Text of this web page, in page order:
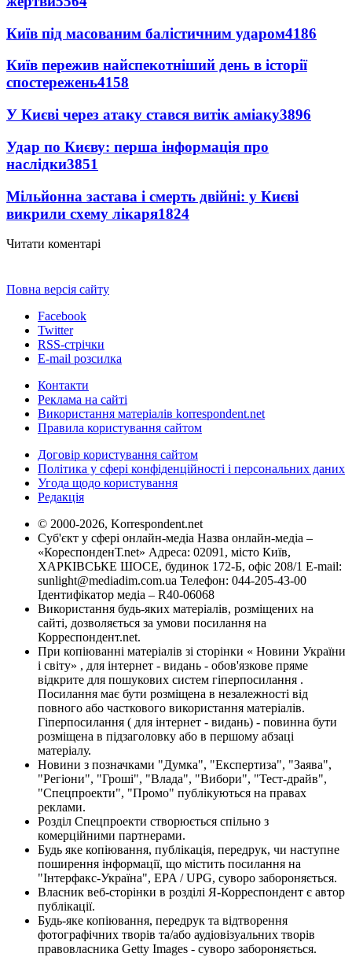
Київ під масованим балістичним ударом4186
Київ пережив найспекотніший день в історії
спостережень4158
У Києві через атаку стався витік аміаку3896
Удар по Києву: перша інформація про
наслідки3851
Мільйонна застава і смерть двійні: у Києві
викрили схему лікаря1824
Читати коментарі
Повна версія сайту
Facebook
Twitter
RSS-стрічки
E-mail розсилка
Контакти
Реклама на сайті
Використання матеріалів korrespondent.net
Правила користування сайтом
Договір користування сайтом
Політика у сфері конфіденційності і персональних даних
Угода щодо користування
Редакція
© 2000-2026, Korrespondent.net
Суб'єкт у сфері онлайн-медіа Назва онлайн-медіа –
«КореспонденТ.net» Адреса: 02091, місто Київ,
ХАРКІВСЬКЕ ШОСЕ, будинок 172-Б, офіс 208/1 E-mail:
sunlight@mediadim.com.ua Телефон: 044-205-43-00
Ідентифікатор медіа – R40-06068
Використання будь-яких матеріалів, розміщених на
сайті, дозволяється за умови посилання на
Корреспондент.net.
При копіюванні матеріалів зі сторінки « Новини України
і світу» , для інтернет - видань - обов'язкове пряме
відкрите для пошукових систем гіперпосилання .
Посилання має бути розміщена в незалежності від
повного або часткового використання матеріалів.
Гіперпосилання ( для інтернет - видань) - повинна бути
розміщена в підзаголовку або в першому абзаці
матеріалу.
Новини з позначками "Думка", "Експертиза", "Заява",
"Регіони", "Гроші", "Влада", "Вибори", "Тест-драйв",
"Спецпроекти", "Промо" публікуються на правах
реклами.
Розділ Спецпроекти створюється спільно з
комерційними партнерами.
Будь яке копіювання, публікація, передрук, чи наступне
поширення інформації, що містить посилання на
"Інтерфакс-Україна", EPA / UPG, суворо забороняється.
Власник веб-сторінки в розділі Я-Корреспондент є автор
публікації.
Будь-яке копіювання, передрук та відтворення
фотографічних творів та/або аудіовізуальних творів
правовласника Getty Images - суворо забороняється.